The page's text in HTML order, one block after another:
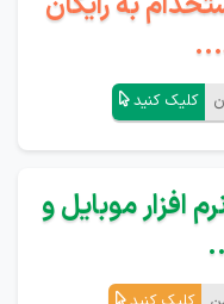
کلیک کنید
افزار موبایل و